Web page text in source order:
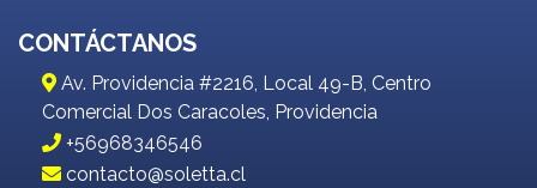
CONTÁCTANOS
Av. Providencia #2216, Local 49-B, Centro
Comercial Dos Caracoles, Providencia
+56968346546
contacto@soletta.cl